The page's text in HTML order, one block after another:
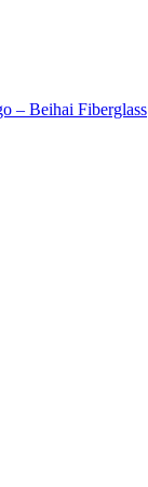
– Beihai Fiberglass